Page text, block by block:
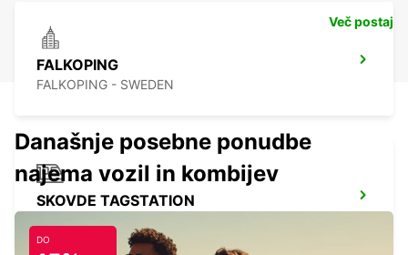
FALKOPING
FALKOPING - SWEDEN
SKOVDE TAGSTATION
Več postaj
Današnje posebne ponudbe
najema vozil in kombijev
DO